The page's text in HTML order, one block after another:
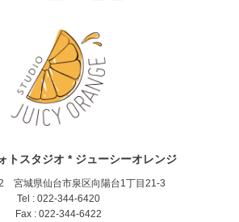
トスタジオ * ジューシーオレンジ
宮城県仙台市泉区向陽台1丁目21-3
Tel : 022-344-6420
Fax : 022-344-6422